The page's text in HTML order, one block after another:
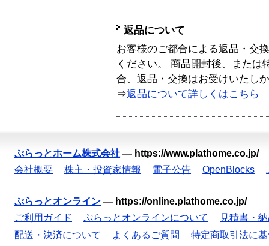
返品について
お客様のご都合による返品・交
ください。 商品開封後、または
合、返品・交換はお受けいたし
⇒返品について詳しくはこちら
ぷらっとホーム株式会社 — https://www.plathome.co.jp/
会社概要
株主・投資家情報 電子公告 OpenBlocks
ぷらっとオンライン — https://online.plathome.co.jp/
ご利用ガイド
ぷらっとオンラインについて
見積書・
配送・決済について
よくあるご質問
特定商取引法に